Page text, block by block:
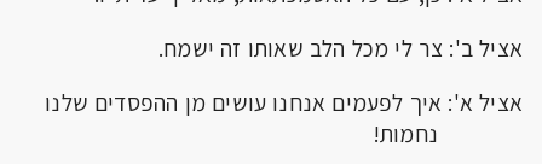
אציל ב': צר לי מכל הלב שאותו זה ישמח.
אציל א': איך לפעמים אנחנו עושים מן ההפסדים שלנו
נחמות!